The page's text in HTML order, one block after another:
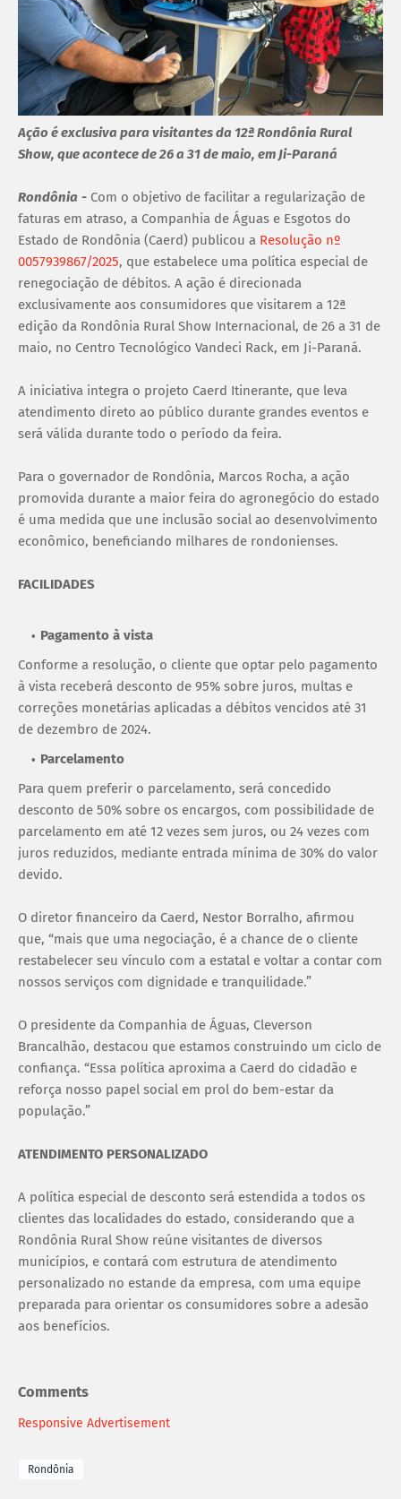
Ação é exclusiva para visitantes da 12ª Rondônia Rural
Show, que acontece de 26 a 31 de maio, em Ji-Paraná
Rondônia - Com o objetivo de facilitar a regularização de
faturas em atraso, a Companhia de Águas e Esgotos do
Estado de Rondônia (Caerd) publicou a Resolução nº
0057939867/2025, que estabelece uma política especial de
renegociação de débitos. A ação é direcionada
exclusivamente aos consumidores que visitarem a 12ª
edição da Rondônia Rural Show Internacional, de 26 a 31 de
maio, no Centro Tecnológico Vandeci Rack, em Ji-Paraná.
A iniciativa integra o projeto Caerd Itinerante, que leva
atendimento direto ao público durante grandes eventos e
será válida durante todo o período da feira.
Para o governador de Rondônia, Marcos Rocha, a ação
promovida durante a maior feira do agronegócio do estado
é uma medida que une inclusão social ao desenvolvimento
econômico, beneficiando milhares de rondonienses.
FACILIDADES
Pagamento à vista
Conforme a resolução, o cliente que optar pelo pagamento
à vista receberá desconto de 95% sobre juros, multas e
correções monetárias aplicadas a débitos vencidos até 31
de dezembro de 2024.
Parcelamento
Para quem preferir o parcelamento, será concedido
desconto de 50% sobre os encargos, com possibilidade de
parcelamento em até 12 vezes sem juros, ou 24 vezes com
juros reduzidos, mediante entrada mínima de 30% do valor
devido.
O diretor financeiro da Caerd, Nestor Borralho, afirmou
que, “mais que uma negociação, é a chance de o cliente
restabelecer seu vínculo com a estatal e voltar a contar com
nossos serviços com dignidade e tranquilidade.”
O presidente da Companhia de Águas, Cleverson
Brancalhão, destacou que estamos construindo um ciclo de
confiança. “Essa política aproxima a Caerd do cidadão e
reforça nosso papel social em prol do bem-estar da
população.”
ATENDIMENTO PERSONALIZADO
A política especial de desconto será estendida a todos os
clientes das localidades do estado, considerando que a
Rondônia Rural Show reúne visitantes de diversos
municípios, e contará com estrutura de atendimento
personalizado no estande da empresa, com uma equipe
preparada para orientar os consumidores sobre a adesão
aos benefícios.
Comments
Responsive Advertisement
Rondônia